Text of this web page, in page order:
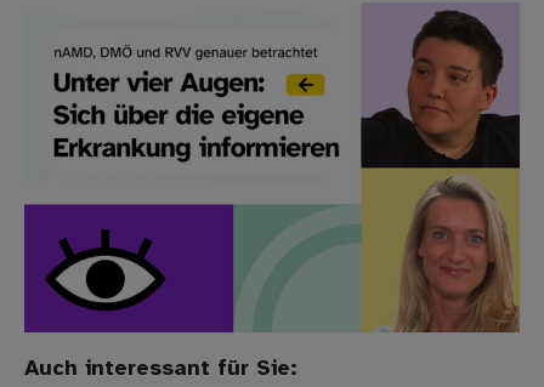
Auch interessant für Sie: